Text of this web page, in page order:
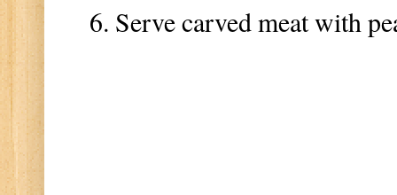
Serve carved meat with